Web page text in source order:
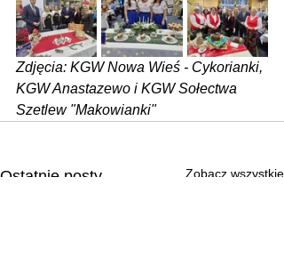
Zdjęcia: KGW Nowa Wieś - Cykorianki,
KGW Anastazewo i KGW Sołectwa
Szetlew "Makowianki"
Ostatnie posty Zobacz wszystkie